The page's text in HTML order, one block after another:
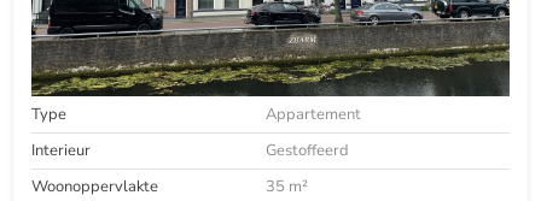
Type
Appartement
Interieur
Gestoffeerd
Woonoppervlakte
35 m²